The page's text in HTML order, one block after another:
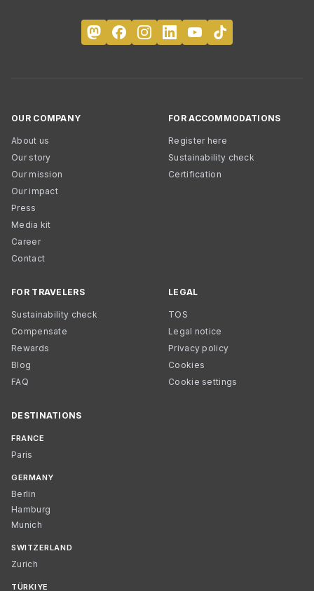
OUR COMPANY
About us
Our story
Our mission
Our impact
Press
Media kit
Career
Contact
FOR ACCOMMODATIONS
Register here
Sustainability check
Certification
FOR TRAVELERS
Sustainability check
Compensate
Rewards
Blog
FAQ
LEGAL
TOS
Legal notice
Privacy policy
Cookies
Cookie settings
DESTINATIONS
FRANCE
Paris
GERMANY
Berlin
Hamburg
Munich
SWITZERLAND
Zurich
TÜRKIYE